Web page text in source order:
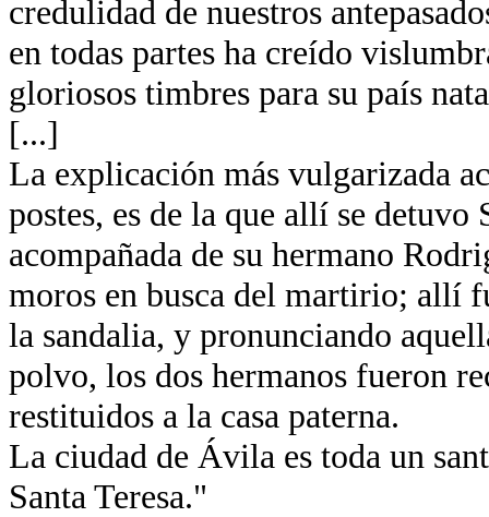
credulidad de nuestros
en todas partes ha creído
gloriosos timbres para su país
[...]
La explicación más vulgarizada
postes, es de la que allí se detuvo
acompañada de su hermano
moros en busca del martirio; allí
la sandalia, y pronunciando
polvo, los dos hermanos fueron
restituidos a la casa paterna.
La ciudad de Ávila es toda un
Santa Teresa."